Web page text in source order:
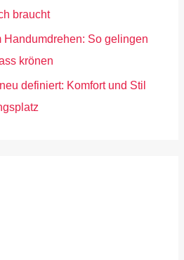
braucht
Handumdrehen: So gelingen
krönen
definiert: Komfort und Stil